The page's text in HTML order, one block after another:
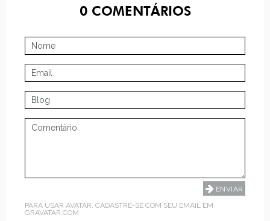
0COMENTÁRIOS
PARA USAR AVATAR, CADASTRE-SE COM SEU EMAIL EM
GRAVATAR.COM